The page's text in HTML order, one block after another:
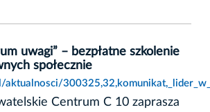
uwagi” – bezpłatne szkolenie
społecznie
Centrum C 10 zaprasza